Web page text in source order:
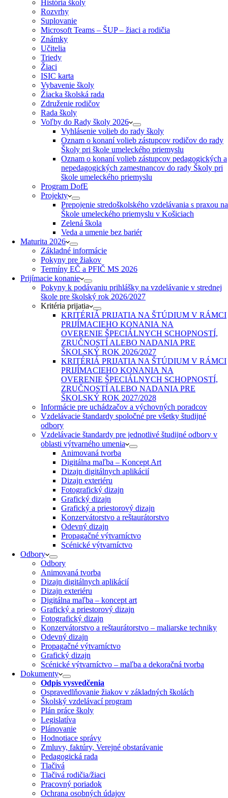
História školy
Rozvrhy
Suplovanie
Microsoft Teams – ŠUP – žiaci a rodičia
Známky
Učitelia
Triedy
Žiaci
ISIC karta
Vybavenie školy
Žiacka školská rada
Združenie rodičov
Rada školy
Voľby do Rady školy 2026
Vyhlásenie volieb do rady školy
Oznam o konaní volieb zástupcov rodičov do rady
Školy pri škole umeleckého priemyslu
Oznam o konaní volieb zástupcov pedagogických a
nepedagogických zamestnancov do rady Školy pri
škole umeleckého priemyslu
Program DofE
Projekty
Prepojenie stredoškolského vzdelávania s praxou na
Škole umeleckého priemyslu v Košiciach
Zelená škola
Veda a umenie bez bariér
Maturita 2026
Základné informácie
Pokyny pre žiakov
Termíny EČ a PFIČ MS 2026
Prijímacie konanie
Pokyny k podávaniu prihlášky na vzdelávanie v strednej
škole pre školský rok 2026/2027
Kritéria prijatia
KRITÉRIÁ PRIJATIA NA ŠTÚDIUM V RÁMCI
PRIJÍMACIEHO KONANIA NA
OVERENIE ŠPECIÁLNYCH SCHOPNOSTÍ,
ZRUČNOSTÍ ALEBO NADANIA PRE
ŠKOLSKÝ ROK 2026/2027
KRITÉRIÁ PRIJATIA NA ŠTÚDIUM V RÁMCI
PRIJÍMACIEHO KONANIA NA
OVERENIE ŠPECIÁLNYCH SCHOPNOSTÍ,
ZRUČNOSTÍ ALEBO NADANIA PRE
ŠKOLSKÝ ROK 2027/2028
Informácie pre uchádzačov a výchovných poradcov
Vzdelávacie štandardy spoločné pre všetky študijné
odbory
Vzdelávacie štandardy pre jednotlivé študijné odbory v
oblasti výtvarného umenia
Animovaná tvorba
Digitálna maľba – Koncept Art
Dizajn digitálnych aplikácií
Dizajn exteriéru
Fotografický dizajn
Grafický dizajn
Grafický a priestorový dizajn
Konzervátorstvo a reštaurátorstvo
Odevný dizajn
Propagačné výtvarníctvo
Scénické výtvarníctvo
Odbory
Odbory
Animovaná tvorba
Dizajn digitálnych aplikácií
Dizajn exteriéru
Digitálna maľba – koncept art
Grafický a priestorový dizajn
Fotografický dizajn
Konzervátorstvo a reštaurátorstvo – maliarske techniky
Odevný dizajn
Propagačné výtvarníctvo
Grafický dizajn
Scénické výtvarníctvo – maľba a dekoračná tvorba
Dokumenty
Odpis vysvedčenia
Ospravedlňovanie žiakov v základných školách
Školský vzdelávací program
Plán práce školy
Legislatíva
Plánovanie
Hodnotiace správy
Zmluvy, faktúry, Verejné obstarávanie
Pedagogická rada
Tlačivá
Tlačivá rodičia/žiaci
Pracovný poriadok
Ochrana osobných údajov